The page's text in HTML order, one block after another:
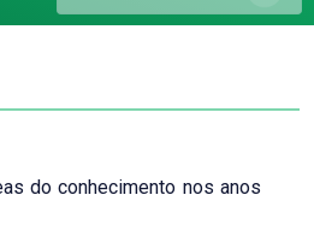
do conhecimento nos anos